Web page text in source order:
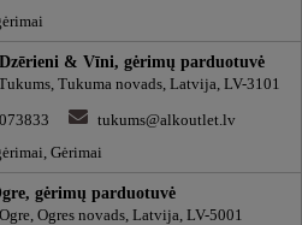
& Vīni, gėrimų parduotuvė
Tukuma novads, Latvija, LV-3101
tukums@alkoutlet.lv
Gėrimai
gėrimų parduotuvė
Ogres novads, Latvija, LV-5001